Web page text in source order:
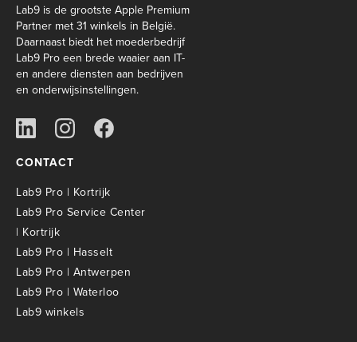
Lab9 is de grootste Apple Premium
Partner met 31 winkels in België.
Daarnaast biedt het moederbedrijf
Lab9 Pro een brede waaier aan IT-
en andere diensten aan bedrijven
en onderwijsinstellingen.
CONTACT
Lab9 Pro | Kortrijk
Lab9 Pro Service Center
| Kortrijk
Lab9 Pro | Hasselt
Lab9 Pro | Antwerpen
Lab9 Pro | Waterloo
Lab9 winkels